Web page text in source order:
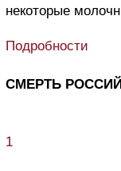
некоторые
Подробности
СМЕРТЬ
1